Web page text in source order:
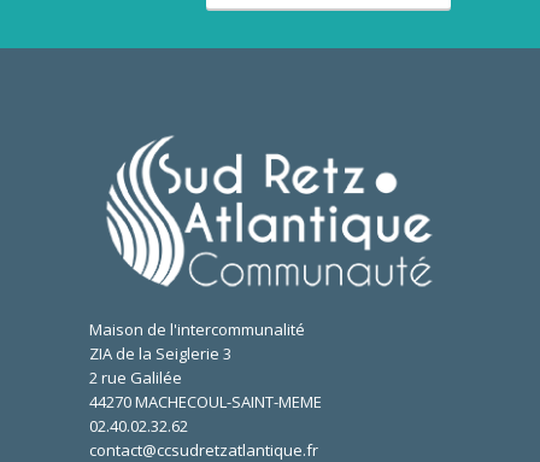
Maison de l'intercommunalité
ZIA de la Seiglerie 3
2 rue Galilée
44270 MACHECOUL-SAINT-MEME
02.40.02.32.62
contact@ccsudretzatlantique.fr